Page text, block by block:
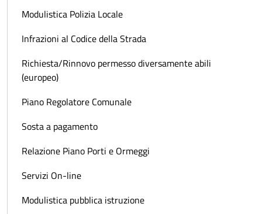
Modulistica Polizia Locale
Infrazioni al Codice della Strada
Richiesta/Rinnovo permesso diversamente abili
(europeo)
Piano Regolatore Comunale
Sosta a pagamento
Relazione Piano Porti e Ormeggi
Servizi On-line
Modulistica pubblica istruzione